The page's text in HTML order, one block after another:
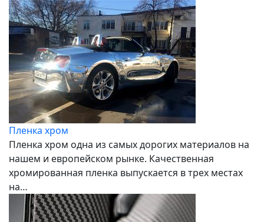
Пленка хром
Пленка хром одна из самых дорогих материалов на
нашем и европейском рынке. Качественная
хромированная пленка выпускается в трех местах
на…